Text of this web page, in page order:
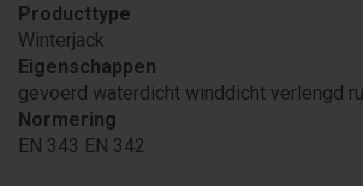
Producttype
Winterjack
Eigenschappen
gevoerd waterdicht winddicht verlengd
Normering
EN 343 EN 342